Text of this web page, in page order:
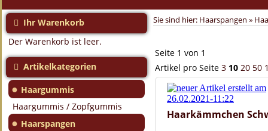
Ihr Warenkorb
Der Warenkorb ist leer.
Artikelkategorien
● Haargummis
Haargummis / Zopfgummis
● Haarspangen
Sie sind hier: Haarspangen »
Seite 1 von 1
Artikel pro Seite 3 10 20 50
Haarkämmchen